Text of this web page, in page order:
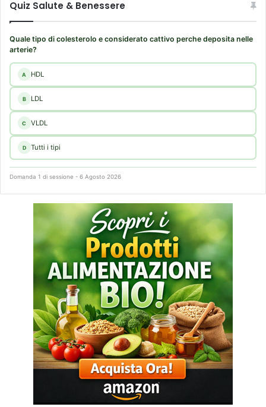
Quiz Salute & Benessere
Quale tipo di colesterolo e considerato cattivo perche deposita nelle
arterie?
A HDL
B LDL
C VLDL
D Tutti i tipi
Domanda 1 di sessione - 6 Agosto 2026